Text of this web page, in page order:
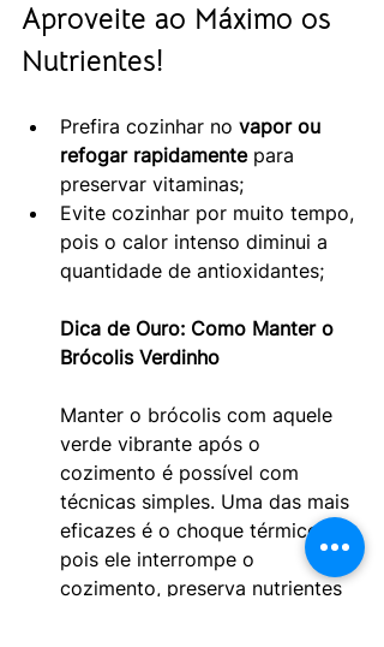
Aproveite ao Máximo os
Nutrientes!
Prefira cozinhar no vapor ou
refogar rapidamente para
preservar vitaminas;
Evite cozinhar por muito tempo,
pois o calor intenso diminui a
quantidade de antioxidantes;
Dica de Ouro: Como Manter o
Brócolis Verdinho
Manter o brócolis com aquele
verde vibrante após o
cozimento é possível com
técnicas simples. Uma das mais
eficazes é o choque térmico,
pois ele interrompe o
cozimento, preserva nutrientes